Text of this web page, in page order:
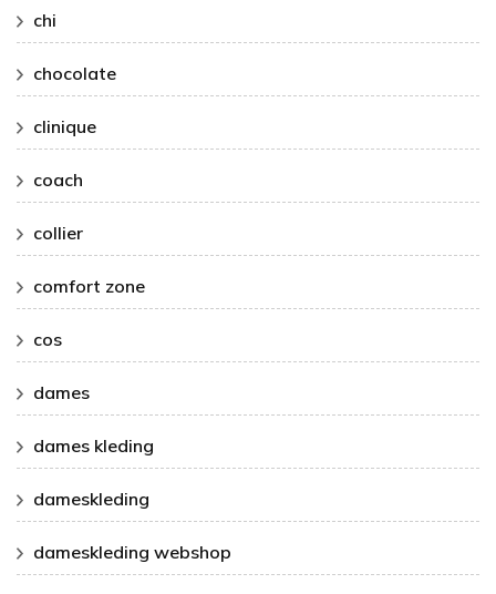
chi
chocolate
clinique
coach
collier
comfort zone
cos
dames
dames kleding
dameskleding
dameskleding webshop